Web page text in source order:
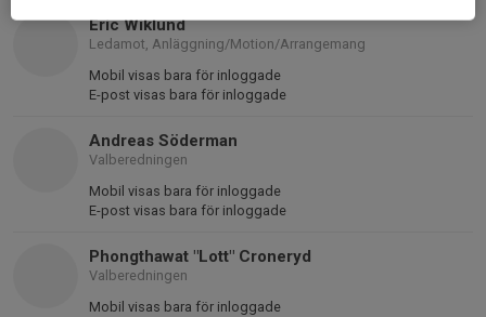
Eric Wiklund
Ledamot, Anläggning/Motion/Arrangemang
Mobil visas bara för inloggade
E-post visas bara för inloggade
Andreas Söderman
Valberedningen
Mobil visas bara för inloggade
E-post visas bara för inloggade
Phongthawat "Lott" Croneryd
Valberedningen
Mobil visas bara för inloggade